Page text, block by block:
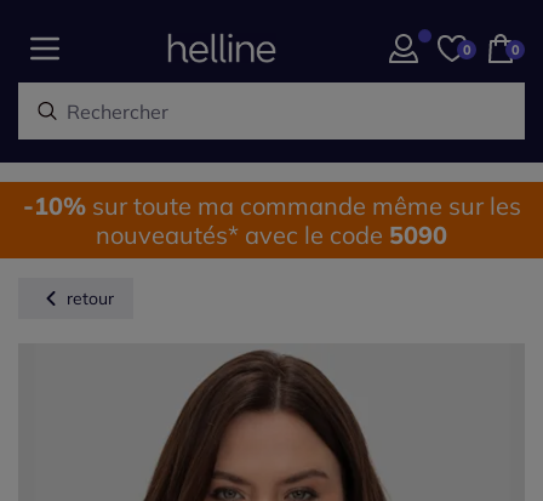
0 0
-10%sur toute ma commande même sur les
nouveautés* avec le code 5090
retour